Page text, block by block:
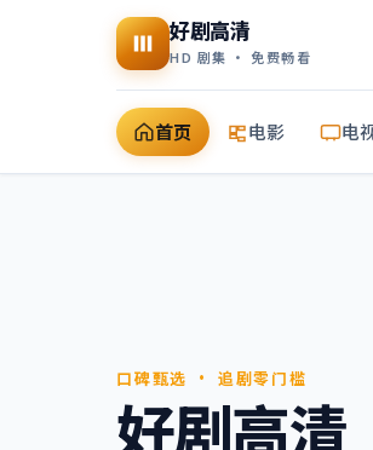
好剧高清
HD 剧集 · 免费畅看
首页 电影 电
口碑甄选 · 追剧零门槛
好剧高清